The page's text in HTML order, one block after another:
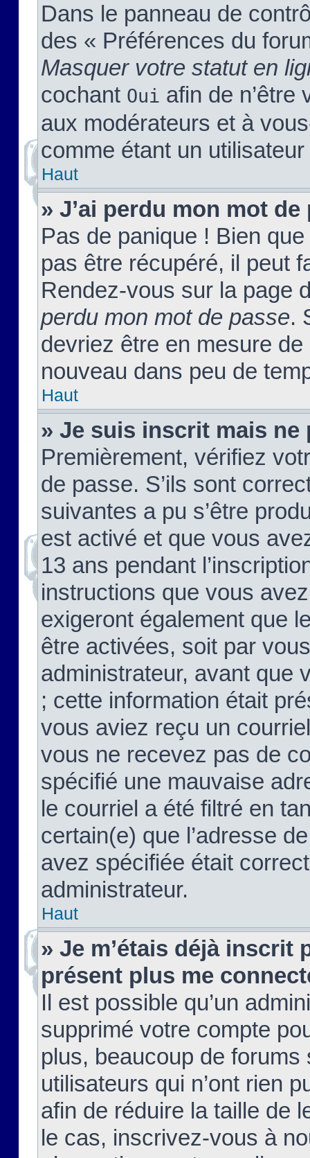
Dans le panneau de
des « Préférences du
Masquer votre statut en
cochant Oui afin de n’être
aux modérateurs et à
comme étant un
Haut
» J’ai perdu mon mot de
Pas de panique ! Bien
pas être récupéré, il peut
Rendez-vous sur la page
perdu mon mot de passe.
devriez être en mesure
nouveau dans peu de
Haut
» Je suis inscrit mais ne
Premièrement, vérifiez
de passe. S’ils sont
suivantes a pu s’être
est activé et que vous
13 ans pendant
instructions que vous
exigeront également que
être activées, soit par
administrateur, avant que
; cette information était
vous aviez reçu un
vous ne recevez pas de
spécifié une mauvaise
le courriel a été filtré en
certain(e) que l’adresse
avez spécifiée était
administrateur.
Haut
» Je m’étais déjà inscrit
présent plus me
Il est possible qu’un
supprimé votre compte
plus, beaucoup de
utilisateurs qui n’ont rien
afin de réduire la taille de
le cas, inscrivez-vous à